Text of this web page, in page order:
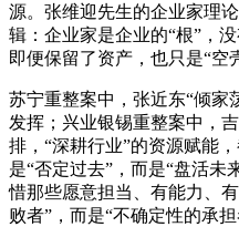
源。张维迎先生的企业家理
辑：企业家是企业的“根”，
即便保留了资产，也只是“空
苏宁重整案中，张近东“倾家
发挥；兴业银锡重整案中，
排，“深耕行业”的资源赋能
是“否定过去”，而是“盘活未
惜那些愿意担当、有能力、
败者”，而是“不确定性的承